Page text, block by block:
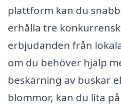
plattform kan du
erhålla tre
erbjudanden från
om du behöver hjälp
beskärning av buskar
blommor, kan du lita